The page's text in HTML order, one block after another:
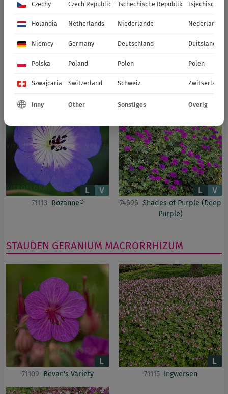
72083 Kelly Anne Pink Penny
71113 Rozanne® 74696 Shades of Purple (Deep
Purple)
STAUDEN GERANIUM MACRORRHIZUM
71109 Bevan's Variety 71115 Ingwersen
Czechy Czech Republic Tschechische Republik Tsjechische
Holandia Netherlands Niederlande Nederland
Niemcy Germany Deutschland Duitsland
Polska Poland Polen Polen
Szwajcaria Switzerland Schweiz Zwitserland
Inny Other Sonstiges Overig